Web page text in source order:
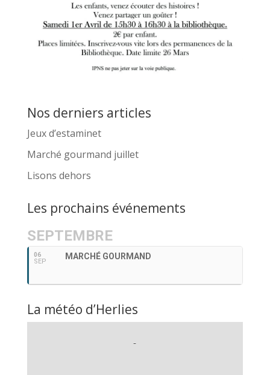
Nos derniers articles
Jeux d’estaminet
Marché gourmand juillet
Lisons dehors
Les prochains événements
SEPTEMBRE
06
SEP
MARCHÉ GOURMAND
La météo d’Herlies
-